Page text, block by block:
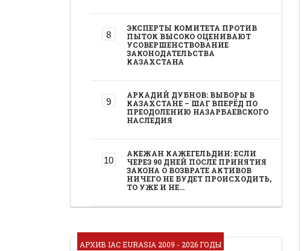
ЭКСПЕРТЫ КОМИТЕТА ПРОТИВ
ПЫТОК ВЫСОКО ОЦЕНИВАЮТ
УСОВЕРШЕНСТВОВАНИЕ
ЗАКОНОДАТЕЛЬСТВА
КАЗАХСТАНА
АРКАДИЙ ДУБНОВ: ВЫБОРЫ В
КАЗАХСТАНЕ – ШАГ ВПЕРЁД ПО
ПРЕОДОЛЕНИЮ НАЗАРБАЕВСКОГО
НАСЛЕДИЯ
АКЕЖАН КАЖЕГЕЛЬДИН: ЕСЛИ
ЧЕРЕЗ 90 ДНЕЙ ПОСЛЕ ПРИНЯТИЯ
ЗАКОНА О ВОЗВРАТЕ АКТИВОВ
НИЧЕГО НЕ БУДЕТ ПРОИСХОДИТЬ,
ТО УЖЕ И НЕ…
АРХИВ IAC EURASIA 2009 - 2026 ГОДЫ